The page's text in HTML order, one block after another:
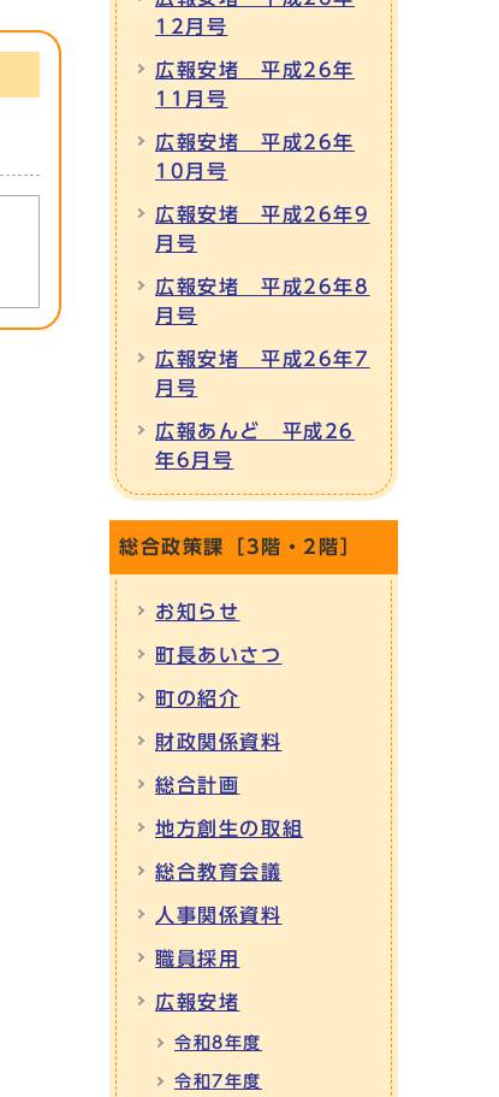
12月号
広報安堵 平成26年
11月号
広報安堵 平成26年
10月号
広報安堵 平成26年9
月号
広報安堵 平成26年8
月号
広報安堵 平成26年7
月号
広報あんど 平成26
年6月号
総合政策課［3階・2階］
お知らせ
町長あいさつ
町の紹介
財政関係資料
総合計画
地方創生の取組
総合教育会議
人事関係資料
職員採用
広報安堵
令和8年度
令和7年度